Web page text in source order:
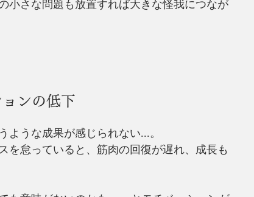
小さな問題も放置すれば大きな怪我につなが
ンの低下
うな成果が感じられない...。
を怠っていると、筋肉の回復が遅れ、成長も